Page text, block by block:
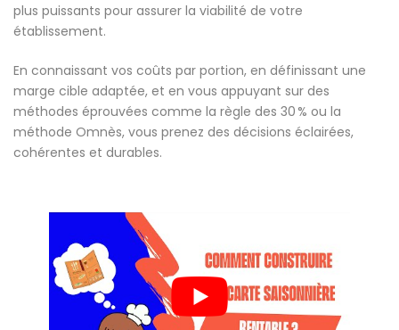
plus puissants pour assurer la viabilité de votre
établissement.
En connaissant vos coûts par portion, en définissant une
marge cible adaptée, et en vous appuyant sur des
méthodes éprouvées comme la règle des 30 % ou la
méthode Omnès, vous prenez des décisions éclairées,
cohérentes et durables.